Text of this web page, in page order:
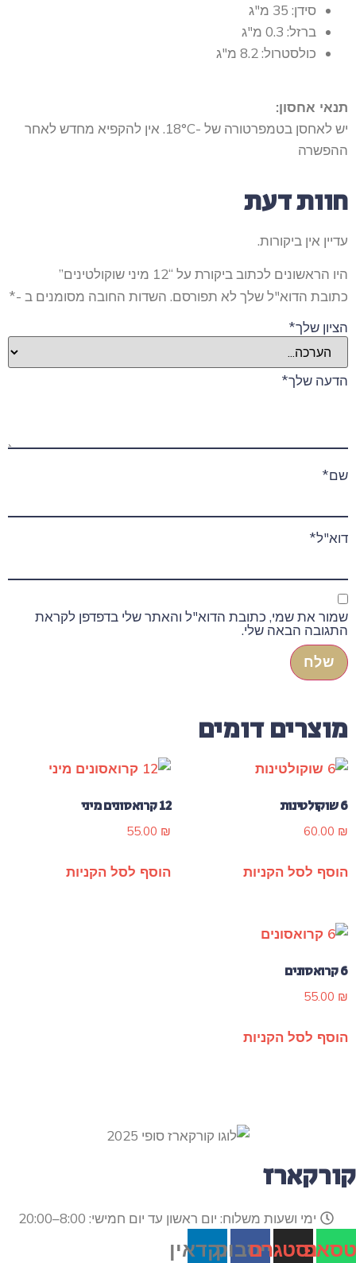
סידן: 35 מ"ג
ברזל: 0.3 מ"ג
כולסטרול: 8.2 מ"ג
תנאי אחסון:
יש לאחסן בטמפרטורה של -18°C. אין להקפיא מחדש לאחר
ההפשרה
חוות דעת
עדיין אין ביקורות.
היו הראשונים לכתוב ביקורת על “12 מיני שוקולטינים”
כתובת הדוא"ל שלך לא תפורסם. השדות החובה מסומנים ב -*
הציון שלך*
הדעה שלך*
שם*
דוא"ל*
שמור את שמי, כתובת הדוא"ל והאתר שלי בדפדפן לקראת
התגובה הבאה שלי.
מוצרים דומים
6 שוקולטינות
60.00 ₪
הוסף לסל הקניות
12 קרואסונים מיני
55.00 ₪
הוסף לסל הקניות
6 קרואסונים
55.00 ₪
הוסף לסל הקניות
קורקארז
ימי ושעות משלוח: יום ראשון עד יום חמישי: 8:00–20:00
אינסטגרםפייסבוקלינקדאין